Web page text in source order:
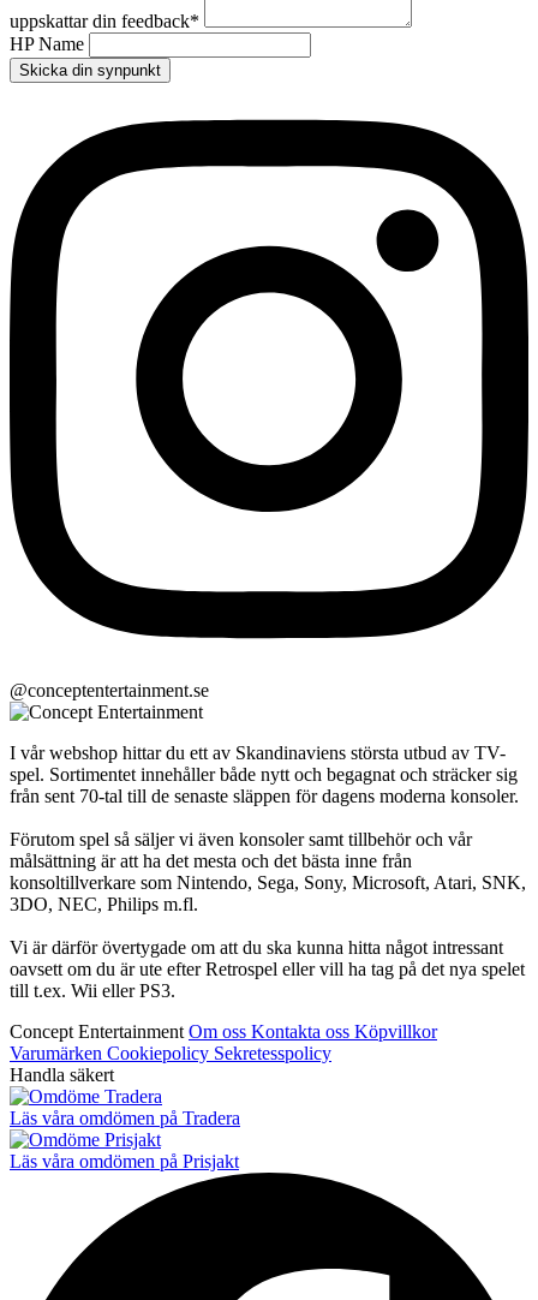
uppskattar din feedback*
HP Name
Skicka din synpunkt
@conceptentertainment.se
I vår webshop hittar du ett av Skandinaviens största utbud av TV-
spel. Sortimentet innehåller både nytt och begagnat och sträcker sig
från sent 70-tal till de senaste släppen för dagens moderna konsoler.
Förutom spel så säljer vi även konsoler samt tillbehör och vår
målsättning är att ha det mesta och det bästa inne från
konsoltillverkare som Nintendo, Sega, Sony, Microsoft, Atari, SNK,
3DO, NEC, Philips m.fl.
Vi är därför övertygade om att du ska kunna hitta något intressant
oavsett om du är ute efter Retrospel eller vill ha tag på det nya spelet
till t.ex. Wii eller PS3.
Concept Entertainment Om oss Kontakta oss Köpvillkor
Varumärken Cookiepolicy Sekretesspolicy
Handla säkert
Läs våra omdömen på Tradera
Läs våra omdömen på Prisjakt